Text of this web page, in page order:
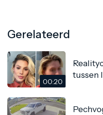
Gerelateerd
00:20
tussen